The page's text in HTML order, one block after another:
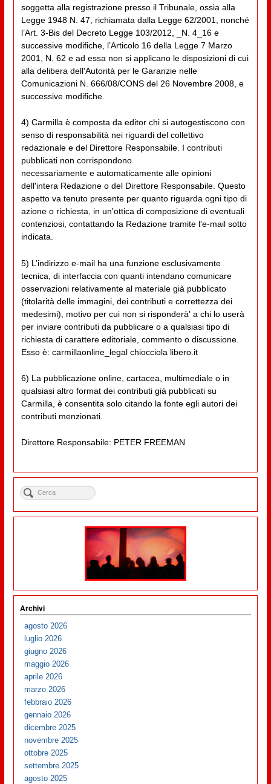
soggetta alla registrazione presso il Tribunale, ossia alla
Legge 1948 N. 47, richiamata dalla Legge 62/2001, nonché
l’Art. 3-Bis del Decreto Legge 103/2012, _N. 4_16 e
successive modifiche, l’Articolo 16 della Legge 7 Marzo
2001, N. 62 e ad essa non si applicano le disposizioni di cui
alla delibera dell'Autorità per le Garanzie nelle
Comunicazioni N. 666/08/CONS del 26 Novembre 2008, e
successive modifiche.
4) Carmilla è composta da editor chi si autogestiscono con
senso di responsabilità nei riguardi del collettivo
redazionale e del Direttore Responsabile. I contributi
pubblicati non corrispondono
necessariamente e automaticamente alle opinioni
dell'intera Redazione o del Direttore Responsabile. Questo
aspetto va tenuto presente per quanto riguarda ogni tipo di
azione o richiesta, in un'ottica di composizione di eventuali
contenziosi, contattando la Redazione tramite l'e-mail sotto
indicata.
5) L’indirizzo e-mail ha una funzione esclusivamente
tecnica, di interfaccia con quanti intendano comunicare
osservazioni relativamente al materiale già pubblicato
(titolarità delle immagini, dei contributi e correttezza dei
medesimi), motivo per cui non si risponderà' a chi lo userà
per inviare contributi da pubblicare o a qualsiasi tipo di
richiesta di carattere editoriale, commento o discussione.
Esso è: carmillaonline_legal chiocciola libero.it
6) La pubblicazione online, cartacea, multimediale o in
qualsiasi altro format dei contributi già pubblicati su
Carmilla, è consentita solo citando la fonte egli autori dei
contributi menzionati.
Direttore Responsabile: PETER FREEMAN
Archivi
agosto 2026
luglio 2026
giugno 2026
maggio 2026
aprile 2026
marzo 2026
febbraio 2026
gennaio 2026
dicembre 2025
novembre 2025
ottobre 2025
settembre 2025
agosto 2025